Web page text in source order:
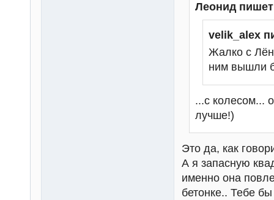
Леонид
velik_alex
Жалко с
ним вышли
...с колесом...
лучше!)
Это да, как
А я запасную
именно она
бетонке.. Тебе